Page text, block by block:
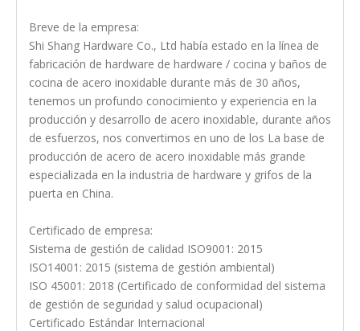
Breve de la empresa:
Shi Shang Hardware Co., Ltd había estado en la línea de
fabricación de hardware de hardware / cocina y baños de
cocina de acero inoxidable durante más de 30 años,
tenemos un profundo conocimiento y experiencia en la
producción y desarrollo de acero inoxidable, durante años
de esfuerzos, nos convertimos en uno de los La base de
producción de acero de acero inoxidable más grande
especializada en la industria de hardware y grifos de la
puerta en China.
Certificado de empresa:
Sistema de gestión de calidad ISO9001: 2015
ISO14001: 2015 (sistema de gestión ambiental)
ISO 45001: 2018 (Certificado de conformidad del sistema
de gestión de seguridad y salud ocupacional)
Certificado Estándar Internacional